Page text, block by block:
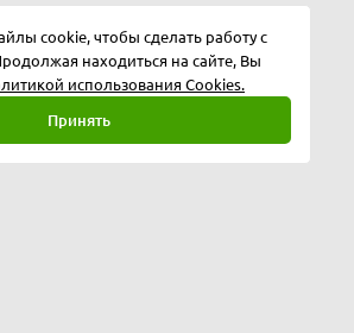
cookie, чтобы сделать работу с
находиться на сайте, Вы
использования Cookies.
Принять